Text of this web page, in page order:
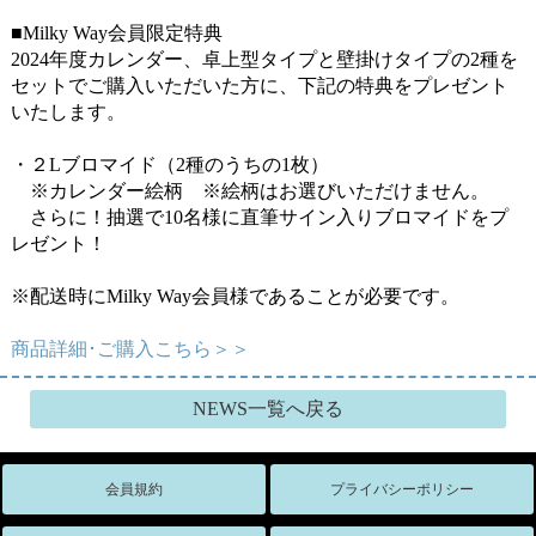
■Milky Way会員限定特典
2024年度カレンダー、卓上型タイプと壁掛けタイプの2種を
セットでご購入いただいた方に、下記の特典をプレゼント
いたします。
・２Lブロマイド（2種のうちの1枚）
※カレンダー絵柄 ※絵柄はお選びいただけません。
さらに！抽選で10名様に直筆サイン入りブロマイドをプ
レゼント！
※配送時にMilky Way会員様であることが必要です。
商品詳細･ご購入こちら＞＞
NEWS一覧へ戻る
会員規約 プライバシーポリシー